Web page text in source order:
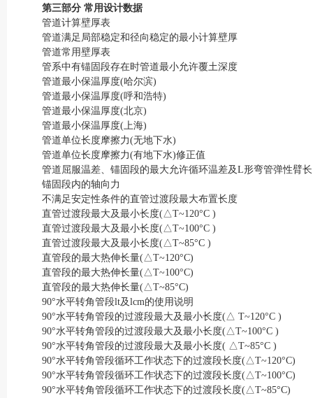
第三部分 常用设计数据
管道计算壁厚表
管道满足局部稳定和径向稳定的最小计算壁厚
管道常用壁厚表
管系中有锚固段存在时管道最小允许覆土深度
管道最小保温厚度(哈尔滨)
管道最小保温厚度(呼和浩特)
管道最小保温厚度(北京)
管道最小保温厚度(上海)
管道单位长度摩擦力(无地下水)
管道单位长度摩擦力(有地下水)修正值
管道屈服温差、锚固段的最大允许循环温差及L形弯管弹性臂长
锚固段内的轴向力
不满足安定性条件的直管过渡段最大布置长度
直管过渡段最大及最小长度(△T~120°C )
直管过渡段最大及最小长度(△T~100°C )
直管过渡段最大及最小长度(△T~85°C )
直管段的最大热伸长量(△T~120°C)
直管段的最大热伸长量(△T~100°C)
直管段的最大热伸长量(△T~85°C)
90°水平转角管段lt及lcm的使用说明
90°水平转角管段的过渡段最大及最小长度(△ T~120°C )
90°水平转角管段的过渡段最大及最小长度(△T~100°C )
90°水平转角管段的过渡段最大及最小长度( △T~85°C )
90°水平转角管段循环工作状态下的过渡段长度(△T~120°C)
90°水平转角管段循环工作状态下的过渡段长度(△T~100°C)
90°水平转角管段循环工作状态下的过渡段长度(△T~85°C)